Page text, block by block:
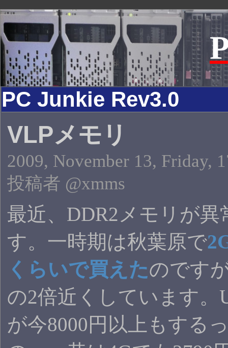
PC Junkie Rev3.0
VLPメモリ
2009, November 13, Friday,
投稿者 @xmms
最近、DDR2メモリが
す。一時期は秋葉原で
くらいで買えたのです
の2倍近くしています。
が今8000円以上もする